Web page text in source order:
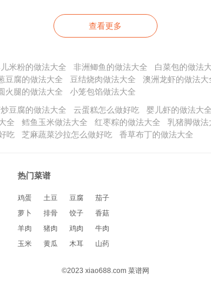
查看更多
米粉的做法大全 非洲鲫鱼的做法大全 白菜包的做法
豆腐的做法大全 豆结烧肉做法大全 澳洲龙虾的做法大
火腿的做法大全
小笼包馅做法大全
豆腐的做法大全 云蛋糕怎么做好吃 婴儿虾的做法大全
全 鳕鱼玉米做法大全 红枣粽的做法大全 乳猪脚做法
吃 芝麻蔬菜沙拉怎么做好吃 香草布丁的做法大全
热门菜谱
鸡蛋
萝卜
羊肉
玉米
土豆
排骨
猪肉
黄瓜
豆腐
饺子
鸡肉
木耳
茄子
香菇
牛肉
山药
©2023 xiao688.com 菜谱网